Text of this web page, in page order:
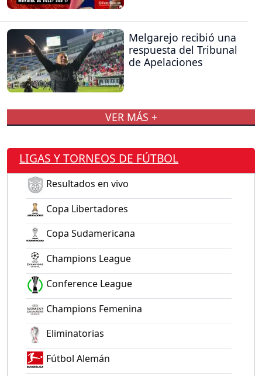
Melgarejo recibió una
respuesta del Tribunal
de Apelaciones
VER MÁS +
LIGAS Y TORNEOS DE FÚTBOL
Resultados en vivo
Copa Libertadores
Copa Sudamericana
Champions League
Conference League
Champions Femenina
Eliminatorias
Fútbol Alemán